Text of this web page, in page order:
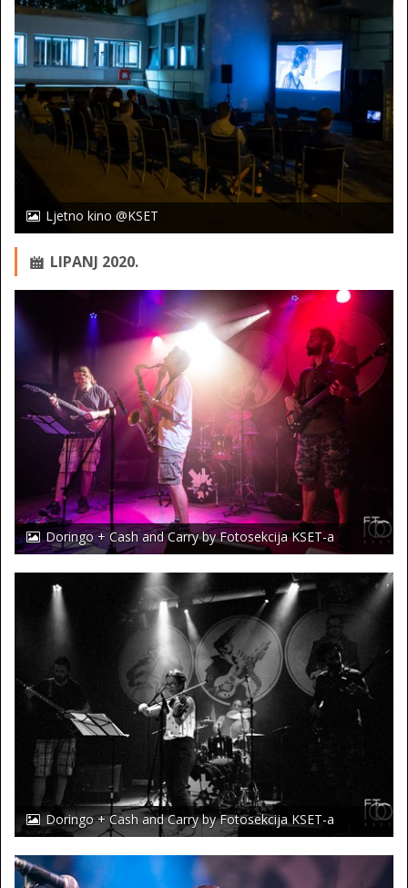
Ljetno kino @KSET
LIPANJ 2020.
Doringo + Cash and Carry by Fotosekcija KSET-a
Doringo + Cash and Carry by Fotosekcija KSET-a